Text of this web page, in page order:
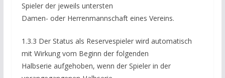
Spieler der jeweils untersten
Damen- oder Herrenmannschaft eines Vereins.
1.3.3 Der Status als Reservespieler wird automatisch
mit Wirkung vom Beginn der folgenden
Halbserie aufgehoben, wenn der Spieler in der